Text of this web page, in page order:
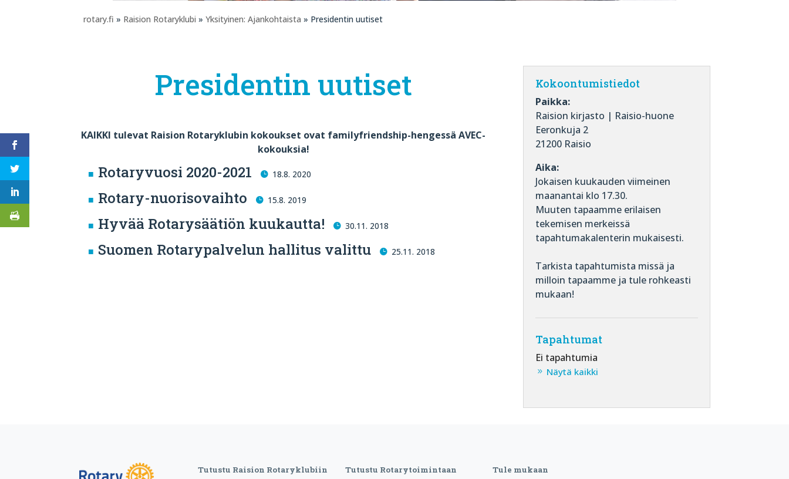
rotary.fi » Raision Rotaryklubi » Yksityinen: Ajankohtaista » Presidentin uutiset
Presidentin uutiset
KAIKKI tulevat Raision Rotaryklubin kokoukset ovat familyfriendship-hengessä AVEC-
kokouksia!
Rotaryvuosi 2020-2021 18.8. 2020
Rotary-nuorisovaihto 15.8. 2019
Hyvää Rotarysäätiön kuukautta! 30.11. 2018
Suomen Rotarypalvelun hallitus valittu 25.11. 2018
Kokoontumistiedot
Paikka:
Raision kirjasto | Raisio-huone
Eeronkuja 2
21200 Raisio
Aika:
Jokaisen kuukauden viimeinen
maanantai klo 17.30.
Muuten tapaamme erilaisen
tekemisen merkeissä
tapahtumakalenterin mukaisesti.
Tarkista tapahtumista missä ja
milloin tapaamme ja tule rohkeasti
mukaan!
Tapahtumat
Ei tapahtumia
Näytä kaikki
Tutustu Raision Rotaryklubiin Tutustu Rotarytoimintaan Tule mukaan